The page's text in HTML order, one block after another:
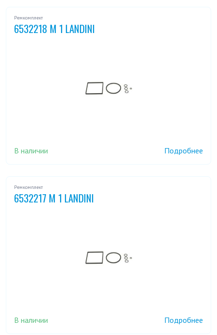
Ремкомплект
6532218 M 1 LANDINI
В наличии Подробнее
Ремкомплект
6532217 M 1 LANDINI
В наличии Подробнее